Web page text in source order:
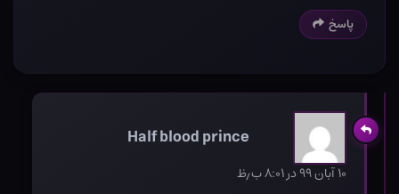
پاسخ
Half blood prince
۱۰ آبان ۹۹ در ۸:۰۱ ب٫ظ